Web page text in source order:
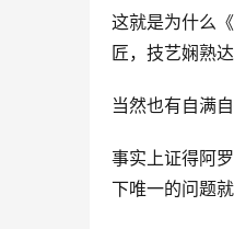
这就是为什么《
匠，技艺娴熟
当然也有自满
事实上证得阿
下唯一的问题